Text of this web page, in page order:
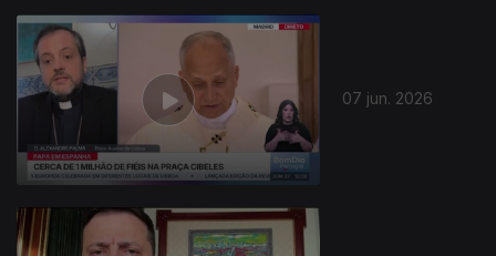
07 jun. 2026